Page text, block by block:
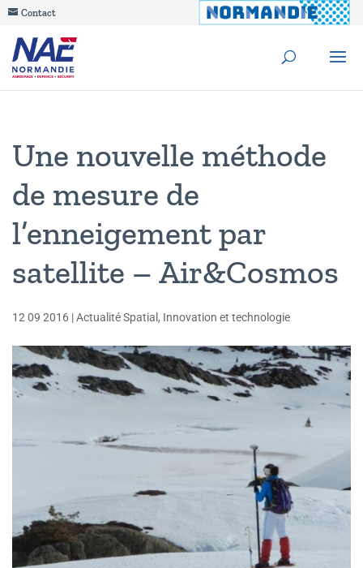
Contact
Une nouvelle méthode
de mesure de
l’enneigement par
satellite – Air&Cosmos
12 09 2016 |Actualité Spatial , Innovation et technologie